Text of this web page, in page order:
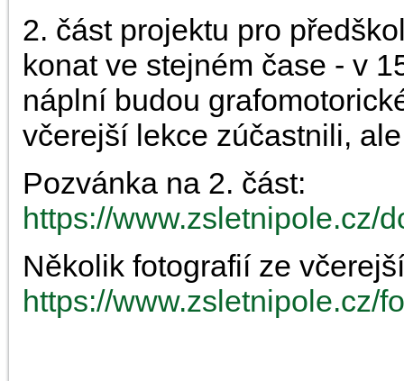
2. část projektu pro
konat ve stejném čase - v
náplní budou
včerejší lekce zúčastnili,
Pozvánka na 2. část:
https://www.zsletnipole.cz/
Několik fotografií ze
https://www.zsletnipole.cz/